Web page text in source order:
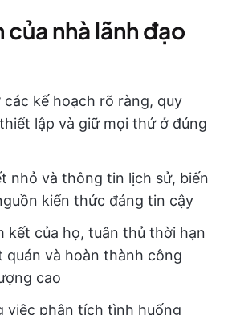
nhà lãnh đạo
kế hoạch rõ ràng, quy
lập và giữ mọi thứ ở đúng
nhỏ và thông tin lịch sử, biến
kiến thức đáng tin cậy
kết của họ, tuân thủ thời hạn
quán và hoàn thành công
cao
việc phân tích tình huống